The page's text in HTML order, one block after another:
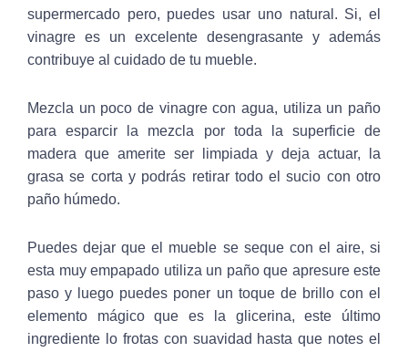
supermercado pero, puedes usar uno natural. Si, el
vinagre es un excelente desengrasante y además
contribuye al cuidado de tu mueble.
Mezcla un poco de vinagre con agua, utiliza un paño
para esparcir la mezcla por toda la superficie de
madera que amerite ser limpiada y deja actuar, la
grasa se corta y podrás retirar todo el sucio con otro
paño húmedo.
Puedes dejar que el mueble se seque con el aire, si
esta muy empapado utiliza un paño que apresure este
paso y luego puedes poner un toque de brillo con el
elemento mágico que es la glicerina, este último
ingrediente lo frotas con suavidad hasta que notes el